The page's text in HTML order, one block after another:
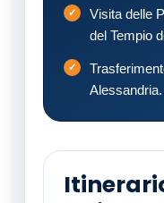
Visita delle
del Tempio
Alessandria.